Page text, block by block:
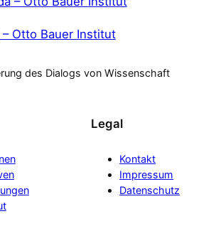
– Otto Bauer Institut
des Dialogs von Wissenschaft
Legal
Kontakt
Impressum
Datenschutz